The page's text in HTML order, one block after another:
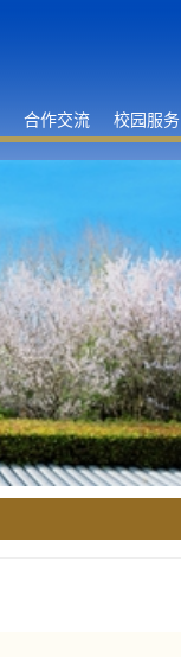
合作交流 校园服务